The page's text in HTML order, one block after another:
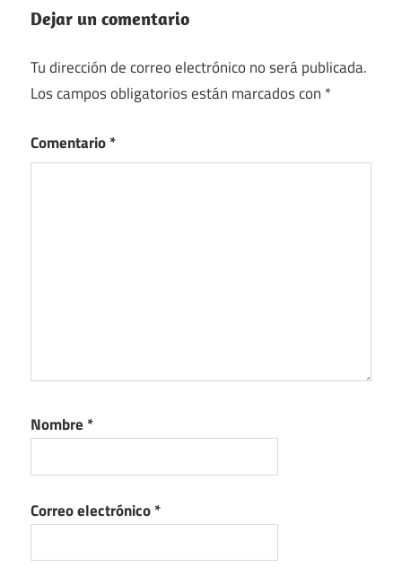
Dejar un comentario
Tu dirección de correo electrónico no será publicada.
Los campos obligatorios están marcados con *
Comentario*
Nombre *
Correo electrónico*